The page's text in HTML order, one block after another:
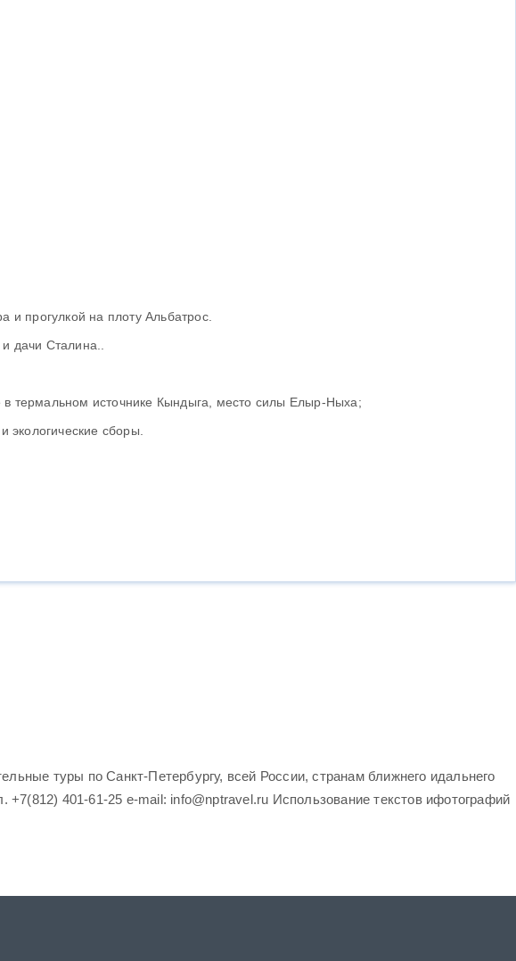
прогулкой на плоту Альбатрос.
дачи Сталина..
в термальном источнике Кындыга, место силы Елыр-Ныха;
сборы.
туры по Санкт-Петербургу, всей России, странам ближнего идальнего
401-61-25 e-mail: info@nptravel.ru Использование текстов ифотографий